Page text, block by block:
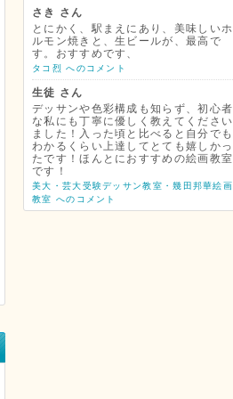
さき さん
とにかく、駅まえにあり、美味しいホ
ルモン焼きと、生ビールが、最高で
す。おすすめです、
タコ烈 へのコメント
生徒 さん
デッサンや色彩構成も知らず、初心者
な私にも丁寧に優しく教えてください
ました！入った頃と比べると自分でも
わかるくらい上達してとても嬉しかっ
たです！ほんとにおすすめの絵画教室
です！
美大・芸大受験デッサン教室・幾田邦華絵画
教室 へのコメント